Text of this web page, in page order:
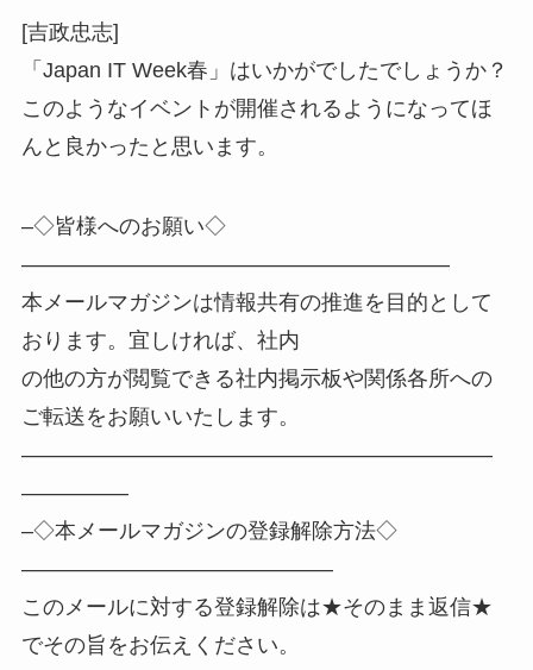
[吉政忠志]
「Japan IT Week春」はいかがでしたでしょうか？
このようなイベントが開催されるようになってほ
んと良かったと思います。
–◇皆様へのお願い◇
————————————————————
本メールマガジンは情報共有の推進を目的として
おります。宜しければ、社内
の他の方が閲覧できる社内掲示板や関係各所への
ご転送をお願いいたします。
——————————————————————
—————
–◇本メールマガジンの登録解除方法◇
——————————————–
このメールに対する登録解除は★そのまま返信★
でその旨をお伝えください。